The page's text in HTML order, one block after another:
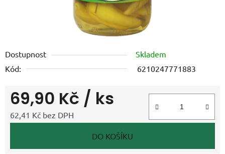
Dostupnost
Skladem
Kód:
6210247771883
69,90 Kč / ks
62,41 Kč bez DPH
DO KOŠÍKU